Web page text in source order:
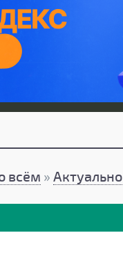
всём » Актуально